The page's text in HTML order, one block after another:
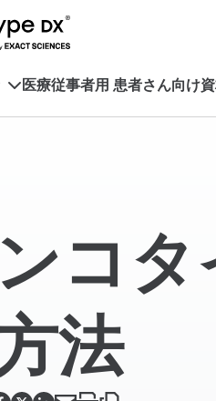
医療従事者用 患者さん向け
コ
法